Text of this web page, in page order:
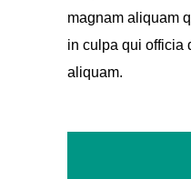
magnam aliquam
in culpa qui officia
aliquam.